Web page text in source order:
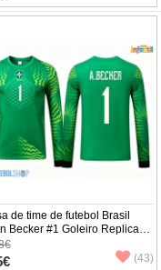
de time de futebol Brasil
Becker #1 Goleiro Replicas
Infantil Mundo 2026
Comprida (+ Calças curtas)(43)